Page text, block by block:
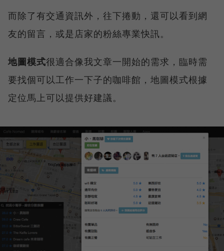
而除了有交通資訊外，往下捲動，還可以看到網
友的留言，或是店家的粉絲專業快訊。
地圖模式很適合像我文章一開始的需求，臨時需
要找個可以工作一下子的咖啡館，地圖模式根據
定位馬上可以提供好建議。